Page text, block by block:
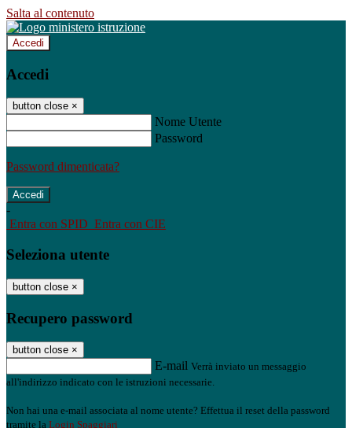
Salta al contenuto
Accedi
Accedi
button close ×
Nome Utente
Password
Password dimenticata?
-
Entra con SPID Entra con CIE
Seleziona utente
button close ×
Recupero password
button close ×
E-mail Verrà inviato un messaggio
all'indirizzo indicato con le istruzioni necessarie.
Non hai una e-mail associata al nome utente? Effettua il reset della password
tramite la Login Spaggiari